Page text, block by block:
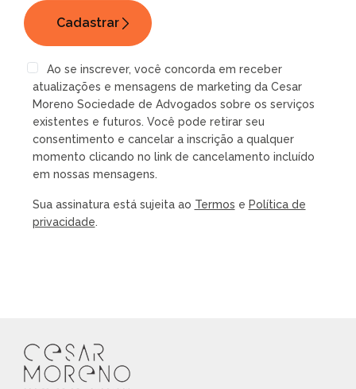
Ao se inscrever, você concorda em receber
atualizações e mensagens de marketing da Cesar
Moreno Sociedade de Advogados sobre os serviços
existentes e futuros. Você pode retirar seu
consentimento e cancelar a inscrição a qualquer
momento clicando no link de cancelamento incluído
em nossas mensagens.
Sua assinatura está sujeita ao Termos e Política de
privacidade.